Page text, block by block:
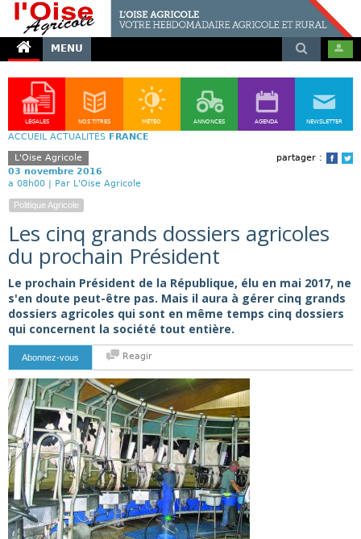
MENU
LÉGALES NOS TITRES MÉTÉO ANNONCES AGENDA NEWSLETTER
ACCUEIL ACTUALITÉS FRANCE
partager :
L'Oise Agricole
03 novembre 2016
a 08h00 | Par L'Oise Agricole
Politique Agricole
Les cinq grands dossiers agricoles
du prochain Président
Le prochain Président de la République, élu en mai 2017, ne
s'en doute peut-être pas. Mais il aura à gérer cinq grands
dossiers agricoles qui sont en même temps cinq dossiers
qui concernent la société tout entière.
Abonnez-vous Reagir